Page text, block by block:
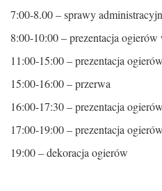
7:00-8.00 – sprawy
8:00-10:00 – prezentacja ogierów
11:00-15:00 – prezentacja
15:00-16:00 – przerwa
16:00-17:30 – prezentacja
17:00-19:00 – prezentacja
19:00 – dekoracja ogierów